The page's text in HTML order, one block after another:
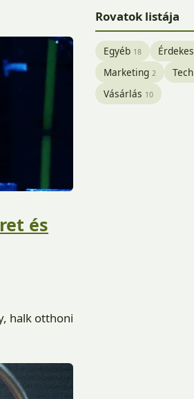
és
halk otthoni
Rovatok listája
Egyéb 18 Érdekes
Marketing 2 Tech
Vásárlás 10